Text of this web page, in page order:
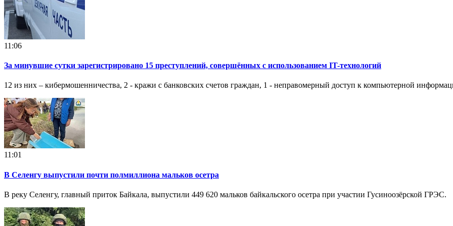
11:06
За минувшие сутки зарегистрировано 15 преступлений, совершённых с использованием IT-технологий
12 из них – кибермошенничества, 2 - кражи с банковских счетов граждан, 1 - неправомерный доступ к компьютерной
11:01
В Селенгу выпустили почти полмиллиона мальков осетра
В реку Селенгу, главный приток Байкала, выпустили 449 620 мальков байкальского осетра при участии Гусиноозёрской ГРЭС.